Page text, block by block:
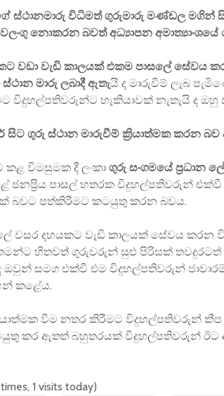
ස්ථානමාරු විධිමත් ගුරුමාරු මණ්ඩල මගින්
නොකරන බවත් අධ්‍යාපන අමාත්‍යාංශයේ
වඩා වැඩි කාලයක් එකම පාසලේ
මාරු ලබාදී ඇතැයි ද මාරුවීම් ලැබ
විදුහල්පතිවරුන්ට හැකියාවක් නැතැයි ද ඔහු
සිට ගුරු ස්ථාන මාරුවීම් ක්‍රියාත්මක කරන බව
කළ විමසුමක දී ලංකා ගුරු සංගමයේ ප්‍රධාන
ජනප්‍රිය පාසල් හතරක විදුහල්පතිවරුන් එක්වී
බවට පත්කිරීමට කටයුතු කරන බවය.
වසර දහයකට වැඩි කාලයක් සේවය කරන
හිතවත් ගුරුවරුන් සුළු පිරිසක් තවදුරටත්
ඔවුන් සමග එක්වී එම විදුහල්පතිවරුන්
කළේය.
වීම නතර කිරීමට විදුහල්පතිවරුන්
කර ඇතත් බහුතරයක් විදුහල්පතිවරුන් ඊට
times, 1 visits today)